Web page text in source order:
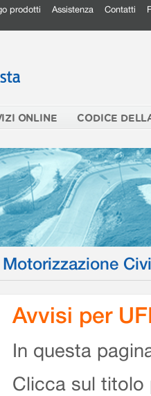
prodotti Assistenza Contatti
ONLINE CODICE
Avvisi per
In questa
Clicca sul titolo